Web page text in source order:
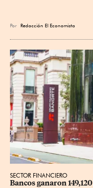
Por Redacción El Economista
SECTOR FINANCIERO
Bancos ganaron